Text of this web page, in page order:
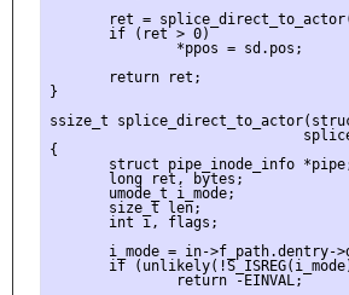
ret =
       if (ret > 0)
               *ppos = sd.pos;
       return ret;
}
ssize_t
{
struct pipe_inode_info
       long ret, bytes;
       umode_t i_mode;
       size_t len;
       int i, flags;
i_mode = in->f_path.dentry-
if
               return -EINVAL;